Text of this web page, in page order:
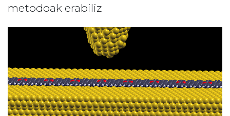
metodoak erabiliz